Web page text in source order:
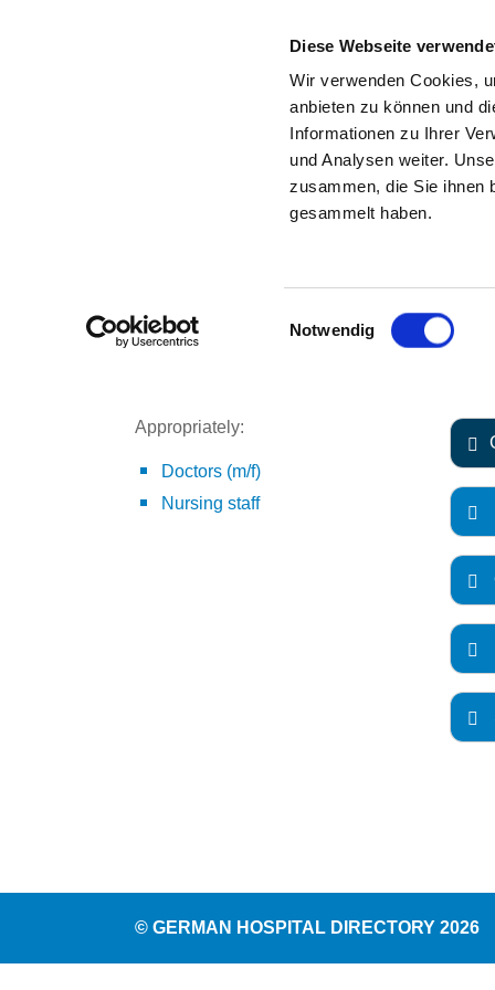
Diese Webseite
Wir verwenden Cookies,
anbieten zu können und
Informationen zu Ihrer
und Analysen weiter.
zusammen, die Sie ihnen
gesammelt haben.
Einwilligungsauswahl
Notwendig
CHARITÉ -
TO THE SPECIALIST
DEPARTMENT
Appropriately:
Doctors (m/f)
Nursing staff
to a
© GERMAN HOSPITAL DIRECTORY 2026